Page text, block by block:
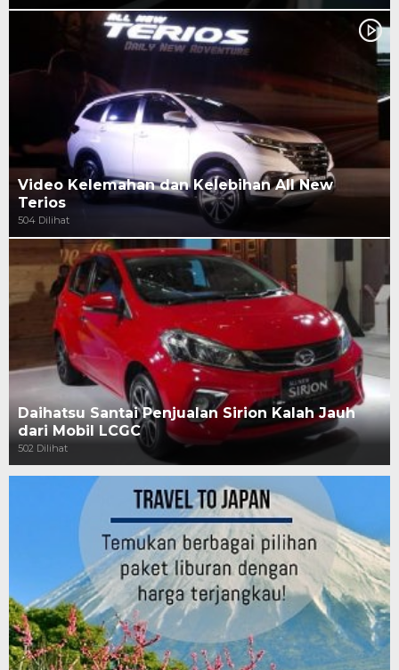
Video Kelemahan dan Kelebihan All New
Terios
504 Dilihat
Daihatsu Santai Penjualan Sirion Kalah Jauh
dari Mobil LCGC
502 Dilihat